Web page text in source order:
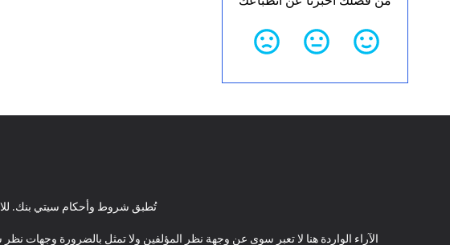
تُطبق شروط وأحكام سيتي بنك.
الآراء الواردة هنا لا تعبر سوى عن وجهة نظر المؤلفين ولا تمثل بالضرورة وجهات